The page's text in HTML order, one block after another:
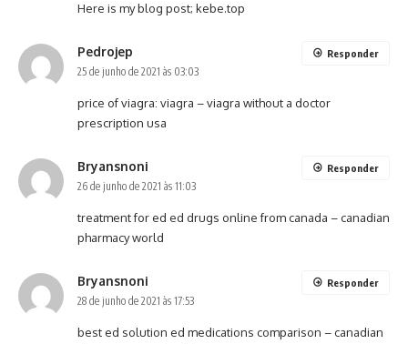
Here is my blog post; kebe.top
Pedrojep
25 de junho de 2021 às 03:03
price of viagra: viagra – viagra without a doctor
prescription usa
Responder
Bryansnoni
26 de junho de 2021 às 11:03
treatment for ed ed drugs online from canada – canadian
pharmacy world
Responder
Bryansnoni
28 de junho de 2021 às 17:53
best ed solution ed medications comparison – canadian
Responder